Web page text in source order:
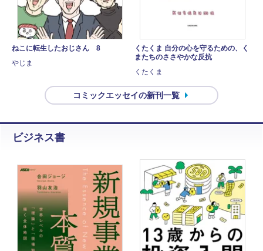
ねこに転生したおじさん 8
やじま
くたくま 自分の心を守るための、く
またちのささやかな反抗
くたくま
コミックエッセイの新刊一覧
ビジネス書